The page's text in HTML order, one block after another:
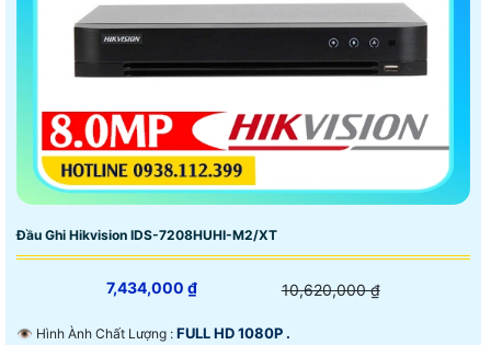
Đầu Ghi Hikvision IDS-7208HUHI-M2/XT
7,434,000 ₫ 10,620,000 ₫
👁 Hình Ành Chất Lượng : FULL HD 1080P .